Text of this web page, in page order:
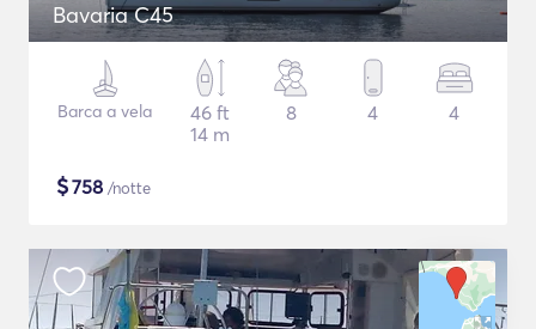
Bavaria C45
Barca a vela
46 ft
14 m
8 4 4
$758 /notte